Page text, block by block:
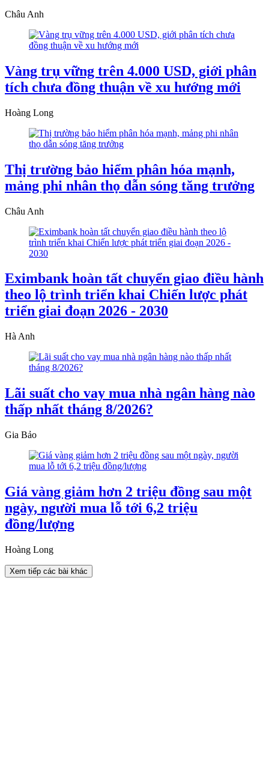
Châu Anh
Vàng trụ vững trên 4.000 USD, giới phân
tích chưa đồng thuận về xu hướng mới
Hoàng Long
Thị trường bảo hiểm phân hóa mạnh,
mảng phi nhân thọ dẫn sóng tăng trưởng
Châu Anh
Eximbank hoàn tất chuyển giao điều hành
theo lộ trình triển khai Chiến lược phát
triển giai đoạn 2026 - 2030
Hà Anh
Lãi suất cho vay mua nhà ngân hàng nào
thấp nhất tháng 8/2026?
Gia Bảo
Giá vàng giảm hơn 2 triệu đồng sau một
ngày, người mua lỗ tới 6,2 triệu
đồng/lượng
Hoàng Long
Xem tiếp các bài khác